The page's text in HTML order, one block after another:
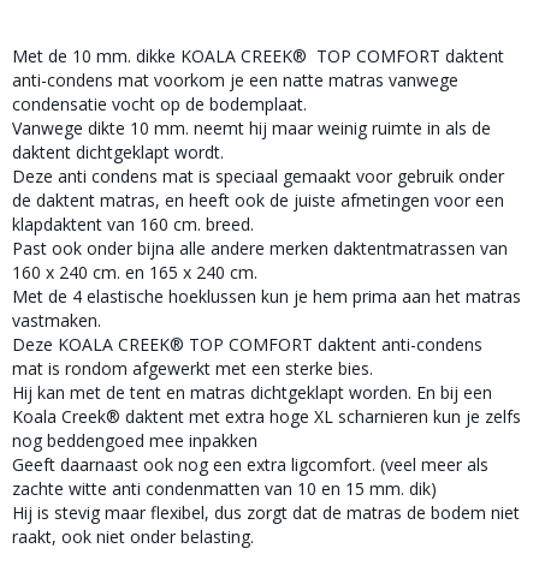
Met de 10 mm. dikke KOALA CREEK® TOP COMFORT daktent
anti-condens mat voorkom je een natte matras vanwege
condensatie vocht op de bodemplaat.
Vanwege dikte 10 mm. neemt hij maar weinig ruimte in als de
daktent dichtgeklapt wordt.
Deze anti condens mat is speciaal gemaakt voor gebruik onder
de daktent matras, en heeft ook de juiste afmetingen voor een
klapdaktent van 160 cm. breed.
Past ook onder bijna alle andere merken daktentmatrassen van
160 x 240 cm. en 165 x 240 cm.
Met de 4 elastische hoeklussen kun je hem prima aan het matras
vastmaken.
Deze KOALA CREEK® TOP COMFORT daktent anti-condens
mat is rondom afgewerkt met een sterke bies.
Hij kan met de tent en matras dichtgeklapt worden. En bij een
Koala Creek® daktent met extra hoge XL scharnieren kun je zelfs
nog beddengoed mee inpakken
Geeft daarnaast ook nog een extra ligcomfort. (veel meer als
zachte witte anti condenmatten van 10 en 15 mm. dik)
Hij is stevig maar flexibel, dus zorgt dat de matras de bodem niet
raakt, ook niet onder belasting.